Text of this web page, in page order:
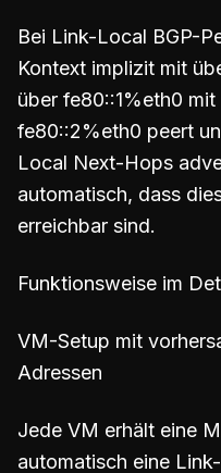
Bei Link-Local BGP-
Kontext implizit mit
über fe80::1%eth0
fe80::2%eth0 peert
Local Next-Hops
automatisch, dass
erreichbar sind.
Funktionsweise im
VM-Setup mit
Adressen
Jede VM erhält eine
automatisch eine